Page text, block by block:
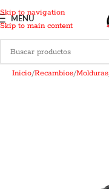
Skip to navigation
Skip to main content
MENU
Inicio Recambios Molduras